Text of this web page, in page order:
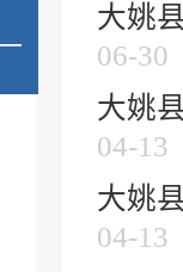
大姚
06-30
大姚
04-13
大姚
04-13